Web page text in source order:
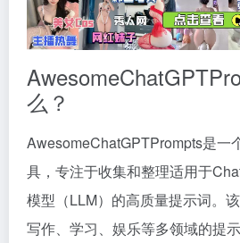
么？
AwesomeChatGPTPrompts是一
具，专注于收集和整理适用于
模型（LLM）的高质量提示词。该
写作、学习、娱乐等多领域的提